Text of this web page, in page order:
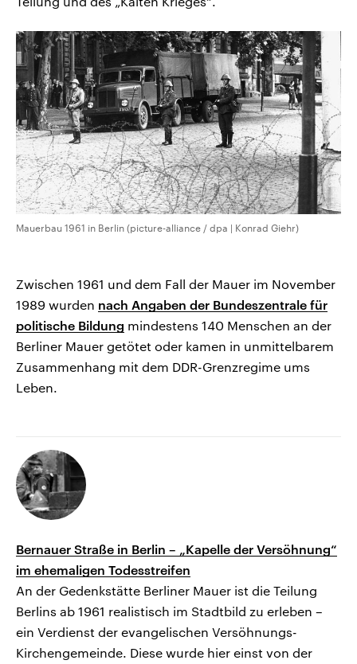
Mauerbau 1961 in Berlin (picture-alliance / dpa | Konrad Giehr)
Zwischen 1961 und dem Fall der Mauer im November
1989 wurden nach Angaben der Bundeszentrale für
politische Bildung mindestens 140 Menschen an der
Berliner Mauer getötet oder kamen in unmittelbarem
Zusammenhang mit dem DDR-Grenzregime ums
Leben.
Bernauer Straße in Berlin – „Kapelle der Versöhnung“
im ehemaligen Todesstreifen
An der Gedenkstätte Berliner Mauer ist die Teilung
Berlins ab 1961 realistisch im Stadtbild zu erleben –
ein Verdienst der evangelischen Versöhnungs-
Kirchengemeinde. Diese wurde hier einst von der